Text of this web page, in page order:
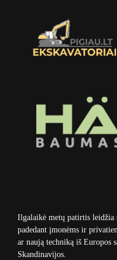
Ilgalaikė metų patirtis leidžia
padedant įmonėms ir
ar naują techniką iš Europos
Skandinavijos.